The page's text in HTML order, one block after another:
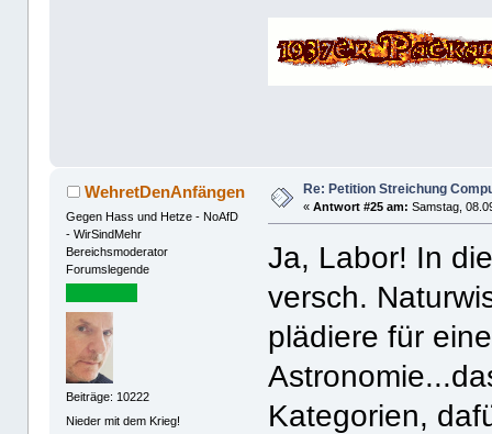
WehretDenAnfängen
Gegen Hass und Hetze - NoAfD
- WirSindMehr
Bereichsmoderator
Forumslegende
Beiträge: 10222
Nieder mit dem Krieg!
Re: Petition Streichung
«Antwort #25 am: Samstag,
Ja, Labor! In
versch.
plädiere für
Kategorien,